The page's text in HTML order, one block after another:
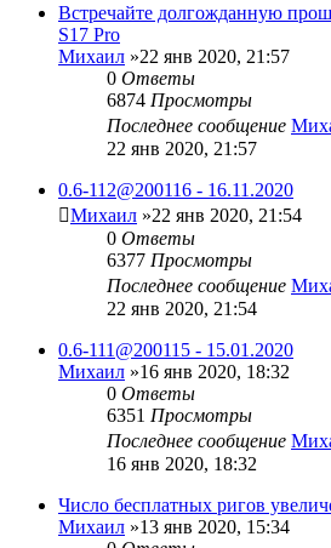
Встречайте долгожданную
S17 Pro
Михаил »22 янв 2020, 21:57
0 Ответы
6874 Просмотры
Последнее сообщение
22 янв 2020, 21:57
0.6-112@200116 - 16.11.2020
Михаил »22 янв 2020, 21:54
0 Ответы
6377 Просмотры
Последнее сообщение
22 янв 2020, 21:54
0.6-111@200115 - 15.01.2020
Михаил »16 янв 2020, 18:32
0 Ответы
6351 Просмотры
Последнее сообщение
16 янв 2020, 18:32
Число бесплатных ригов
Михаил »13 янв 2020, 15:34